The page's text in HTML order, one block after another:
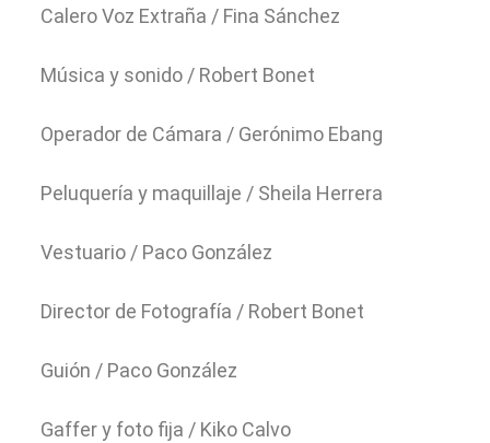
Calero Voz Extraña / Fina Sánchez
Música y sonido / Robert Bonet
Operador de Cámara / Gerónimo Ebang
Peluquería y maquillaje / Sheila Herrera
Vestuario / Paco González
Director de Fotografía / Robert Bonet
Guión / Paco González
Gaffer y foto fija / Kiko Calvo